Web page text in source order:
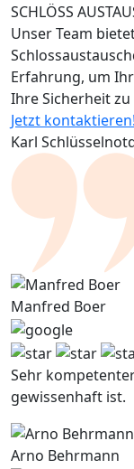
SCHLÖSS
Unser Team
Erfahrung, um
Ihre Sicherheit
Jetzt kontaktieren!
Karl
Manfred Boer
Sehr
gewissenhaft ist.
Arno Behrmann